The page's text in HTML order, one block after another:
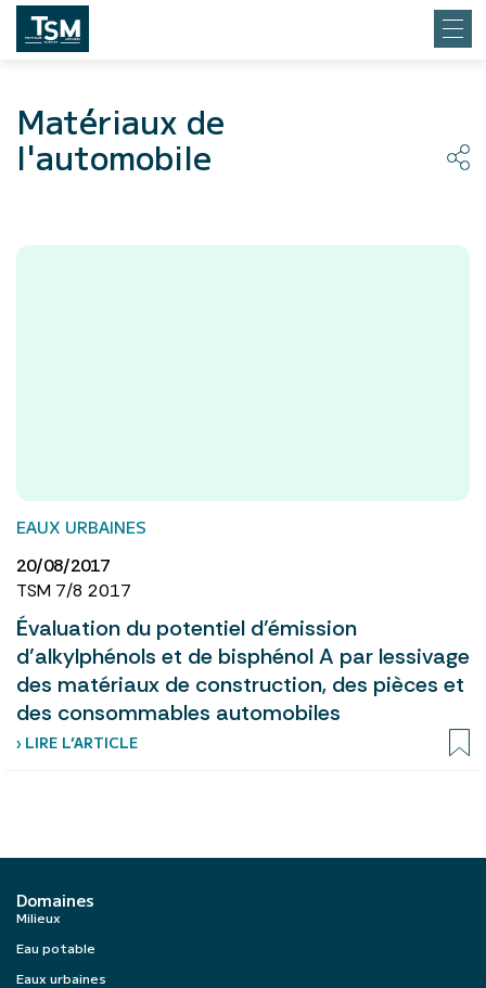
Matériaux de
l'automobile
EAUX URBAINES
20/08/2017
TSM 7/8 2017
Évaluation du potentiel d’émission
d’alkylphénols et de bisphénol A par lessivage
des matériaux de construction, des pièces et
des consommables automobiles
› LIRE L’ARTICLE
Domaines
Milieux
Eau potable
Eaux urbaines